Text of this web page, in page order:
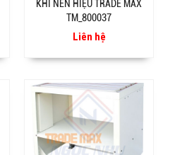
KHÍ NÉN HIỆU TRADE MAX
TM_800037
Liên hệ